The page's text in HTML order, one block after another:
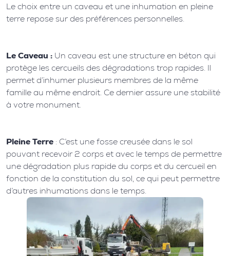
Le choix entre un caveau et une inhumation en pleine
terre repose sur des préférences personnelles.
Le Caveau : Un caveau est une structure en béton qui
protège les cercueils des dégradations trop rapides. Il
permet d’inhumer plusieurs membres de la même
famille au même endroit. Ce dernier assure une stabilité
à votre monument.
Pleine Terre : C’est une fosse creusée dans le sol
pouvant recevoir 2 corps et avec le temps de permettre
une dégradation plus rapide du corps et du cercueil en
fonction de la constitution du sol, ce qui peut permettre
d’autres inhumations dans le temps.